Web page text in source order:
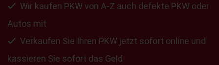
Wir kaufen PKW von A-Z auch defekte PKW oder
Autos mit
Verkaufen Sie Ihren PKW jetzt sofort online und
kassieren Sie sofort das Geld